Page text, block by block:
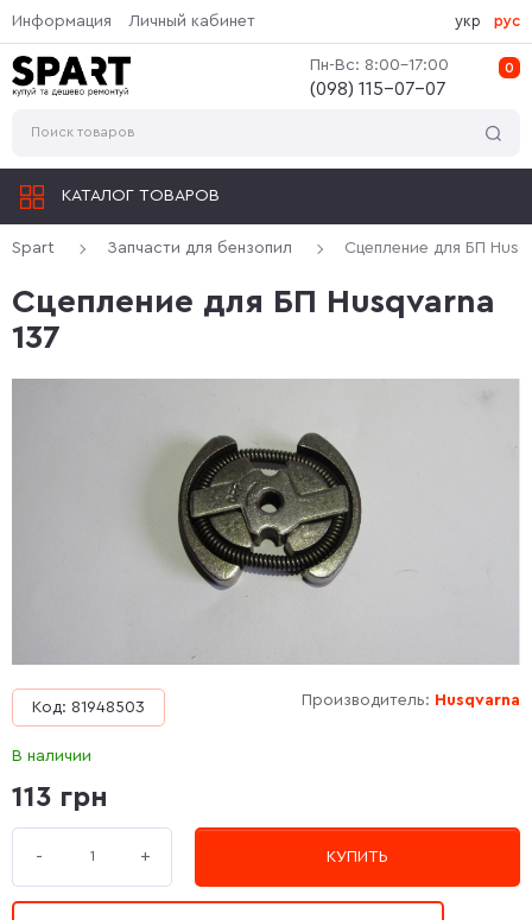
Информация Личный кабинет
0
Пн-Вс: 8:00-17:00
(‎098) 115-07-07
укр рус
КАТАЛОГ ТОВАРОВ
Spart Запчасти для бензопил Сцепление для БП
Сцепление для БП Husqvarna
137
Производитель: Husqvarna
Код: 81948503
В наличии
113 грн
- + КУПИТЬ